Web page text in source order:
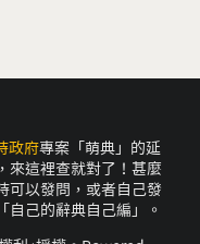
政府專案「萌典」的延
來這裡查就對了！甚麼
可以發問，或者自己發
自己的辭典自己編」。